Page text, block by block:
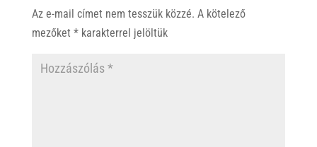
p
k
Az e-mail címet nem tesszük közzé. A kötelező
mezőket *karakterrel jelöltük